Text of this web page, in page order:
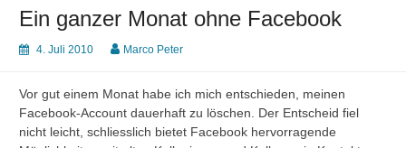
Ein ganzer Monat ohne Facebook
4. Juli 2010 Marco Peter
Vor gut einem Monat habe ich mich entschieden, meinen
Facebook-Account dauerhaft zu löschen. Der Entscheid fiel
nicht leicht, schliesslich bietet Facebook hervorragende